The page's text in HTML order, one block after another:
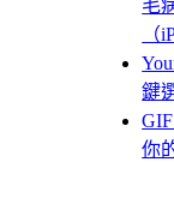
毛
（
鍵
你